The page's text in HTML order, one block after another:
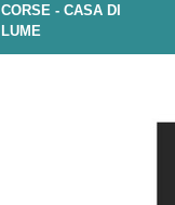
CORSE - CASA DI
LUME